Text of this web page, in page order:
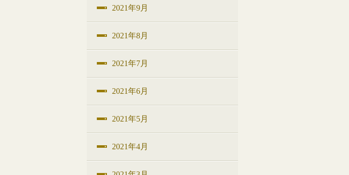
2021年9月
2021年8月
2021年7月
2021年6月
2021年5月
2021年4月